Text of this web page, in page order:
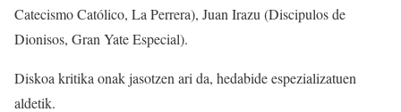
Catecismo Católico, La Perrera), Juan Irazu (Discipulos de
Dionisos, Gran Yate Especial).
Diskoa kritika onak jasotzen ari da, hedabide espezializatuen
aldetik.